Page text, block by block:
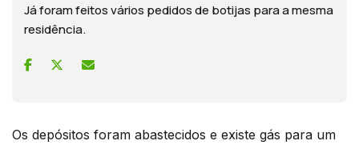
Já foram feitos vários pedidos de botijas para a mesma
residência.
Os depósitos foram abastecidos e existe gás para um